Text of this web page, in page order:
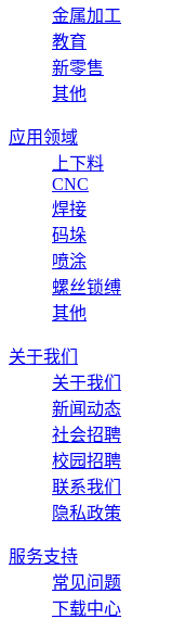
金属加工
教育
新零售
其他
应用领域
上下料
CNC
焊接
码垛
喷涂
螺丝锁缚
其他
关于我们
关于我们
新闻动态
社会招聘
校园招聘
联系我们
隐私政策
服务支持
常见问题
下载中心